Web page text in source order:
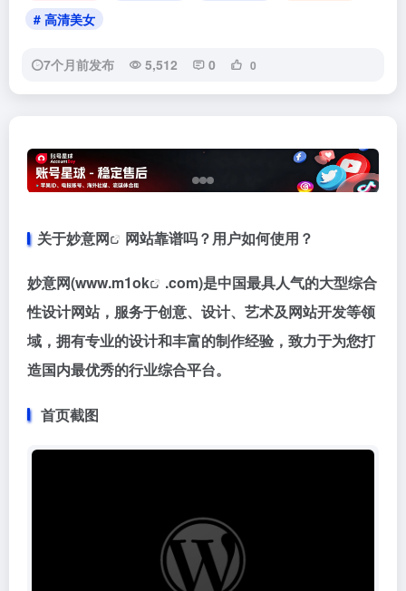
# 高清美女
7个月前发布 5,512 0 0
关于妙意网 网站靠谱吗？用户如何使用？
妙意网(www.m1ok
.com)是中国最具人气的大型综合
性设计网站，服务于创意、设计、艺术及网站开发等领
域，拥有专业的设计和丰富的制作经验，致力于为您打
造国内最优秀的行业综合平台。
首页截图